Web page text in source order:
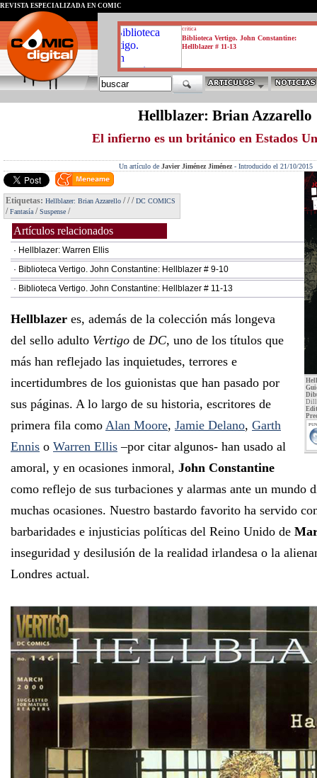
critica
Biblioteca Vertigo. John Constantine:
Hellblazer # 11-13
REVISTA ESPECIALIZADA EN CÓMIC
Hellblazer: Brian Azzarello
El infierno es un británico en Estados
Un artículo de Javier Jiménez Jiménez- Introducido el 21/10/2015
Etiquetas: Hellblazer: Brian Azzarello ///DC COMICS
/Fantasía /Suspense /
Artículos relacionados
· Hellblazer: Warren Ellis
· Biblioteca Vertigo. John Constantine: Hellblazer # 9-10
· Biblioteca Vertigo. John Constantine: Hellblazer # 11-13
Hellblazer es, además de la colección más longeva
del sello adulto Vertigo de DC, uno de los títulos que
más han reflejado las inquietudes, terrores e
incertidumbres de los guionistas que han pasado por
sus páginas. A lo largo de su historia, escritores de
primera fila como Alan Moore, Jamie Delano, Garth
Ennis o Warren Ellis –por citar algunos- han usado al
amoral, y en ocasiones inmoral, John Constantine
como reflejo de sus turbaciones y alarmas ante un mundo
muchas ocasiones. Nuestro bastardo favorito ha servido
barbaridades e injusticias políticas del Reino Unido de
inseguridad y desilusión de la realidad irlandesa o la
Londres actual.